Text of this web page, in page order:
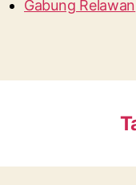
Gabung Relawan